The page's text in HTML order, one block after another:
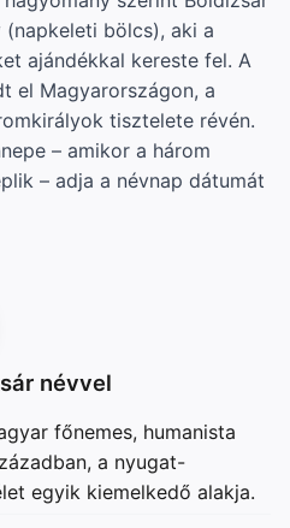
bölcs), aki a
ajándékkal kereste fel. A
el Magyarországon, a
tisztelete révén.
– amikor a három
– adja a névnap dátumát
névvel
főnemes, humanista
a nyugat-
egyik kiemelkedő alakja.